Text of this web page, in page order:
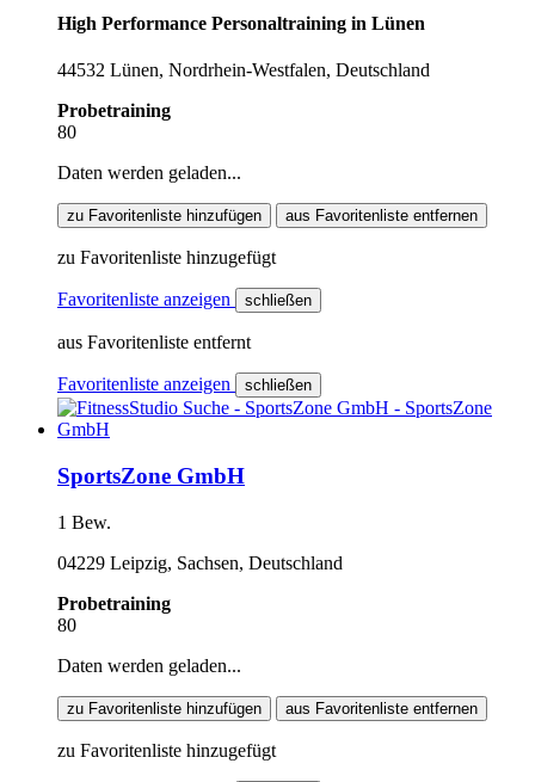
High Performance Personaltraining in Lünen
44532 Lünen, Nordrhein-Westfalen, Deutschland
Probetraining
80
Daten werden geladen...
zu Favoritenliste hinzufügen aus Favoritenliste entfernen
zu Favoritenliste hinzugefügt
Favoritenliste anzeigen schließen
aus Favoritenliste entfernt
Favoritenliste anzeigen schließen
SportsZone GmbH
1 Bew.
04229 Leipzig, Sachsen, Deutschland
Probetraining
80
Daten werden geladen...
zu Favoritenliste hinzufügen aus Favoritenliste entfernen
zu Favoritenliste hinzugefügt